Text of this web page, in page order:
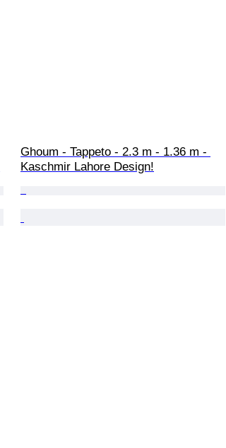
Ghoum - Tappeto - 2.3 m - 1.36 m -
Kaschmir Lahore Design!